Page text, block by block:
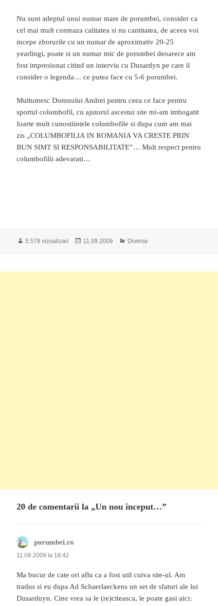
Nu sunt adeptul unui numar mare de porumbei, consider ca
cel mai mult conteaza calitatea si nu cantitatea, de aceea voi
incepe zborurile cu un numar de aproximativ 20-25
yearlingi, poate si un numar mic de porumbei deoarece am
fost impresionat citind un interviu cu Dusardyn pe care il
consider o legenda… ce putea face cu 5-6 porumbei.
Multumesc Domnului Andrei pentru ceea ce face pentru
sportul columbofil, cu ajutorul ascestui site mi-am imbogatit
foarte mult cunostiintele columbofile si dupa cum am mai
zis „COLUMBOFILIA IN ROMANIA VA CRESTE PRIN
BUN SIMT SI RESPONSABILITATE”… Mult respect pentru
columbofilii adevarati…
5.578 vizualizari
Publicat
11.09.2009 Categorii
Diverse
20 de comentarii la „Un nou inceput…”
porumbei.ro
11.09.2009 la 18:42
Ma bucur de cate ori aflu ca a fost util cuiva site-ul. Am
tradus si eu dupa Ad Schaerlaeckens un set de sfaturi ale lui
Dusarduyn. Cine vrea sa le (re)citeasca, le poate gasi aici: